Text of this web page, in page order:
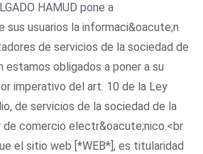
HAMUD pone a
sus usuarios la informaci&oacute;n
de servicios de la sociedad de
estamos obligados a poner a su
imperativo del art. 10 de la Ley
de servicios de la sociedad de la
de comercio electr&oacute;nico.<br
el sitio web [*WEB*], es titularidad